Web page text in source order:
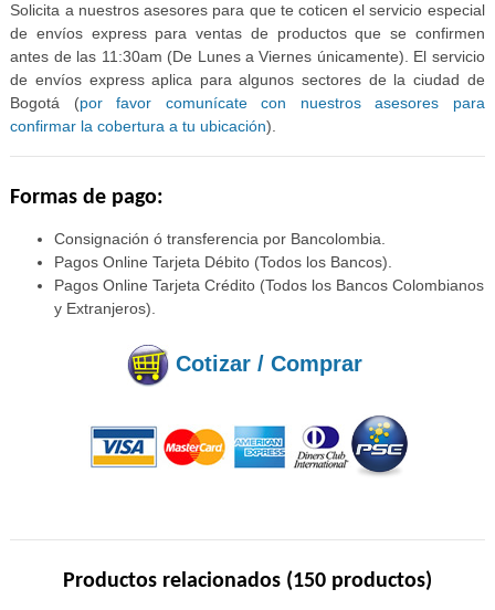
Solicita a nuestros asesores para que te coticen el servicio especial
de envíos express para ventas de productos que se confirmen
antes de las 11:30am (De Lunes a Viernes únicamente). El servicio
de envíos express aplica para algunos sectores de la ciudad de
Bogotá (por favor comunícate con nuestros asesores para
confirmar la cobertura a tu ubicación).
Formas de pago:
Consignación ó transferencia por Bancolombia.
Pagos Online Tarjeta Débito (Todos los Bancos).
Pagos Online Tarjeta Crédito (Todos los Bancos Colombianos
y Extranjeros).
Cotizar / Comprar
Productos relacionados (150 productos)